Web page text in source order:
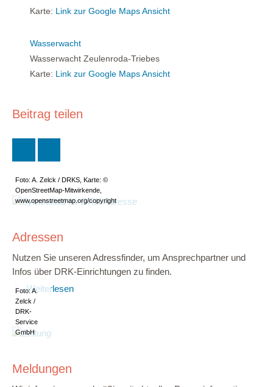
Karte: Link zur Google Maps Ansicht
Wasserwacht
Wasserwacht Zeulenroda-Triebes
Karte: Link zur Google Maps Ansicht
Beitrag teilen
Foto: A. Zelck / DRKS, Karte: ©
OpenStreetMap-Mitwirkende,
www.openstreetmap.org/copyright
Adressen
Nutzen Sie unseren Adressfinder, um Ansprechpartner und
Infos über DRK-Einrichtungen zu finden.
Weiterlesen
Foto: A.
Zelck /
DRK-
Service
GmbH
Meldungen